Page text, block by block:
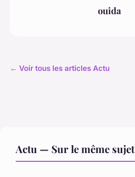
ouida
← Voir tous les articles Actu
Actu — Sur le même sujet